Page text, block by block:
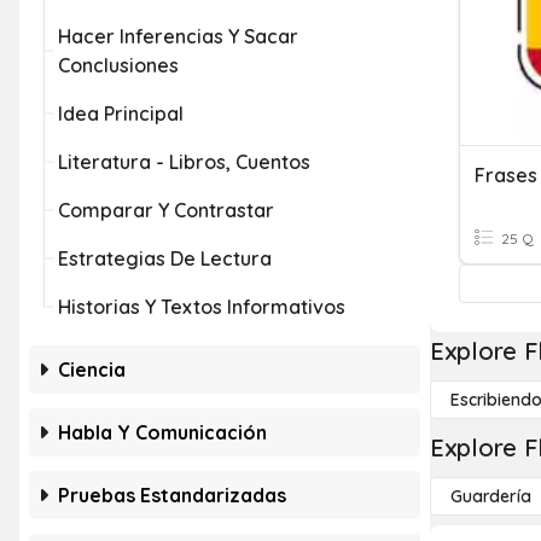
Hacer Inferencias Y Sacar
Conclusiones
Idea Principal
Literatura - Libros, Cuentos
Comparar Y Contrastar
Estrategias De Lectura
Historias Y Textos Informativos
Ciencia
Habla Y Comunicación
Pruebas Estandarizadas
25 Q
Explore
Escribiendo
Explore
Guardería